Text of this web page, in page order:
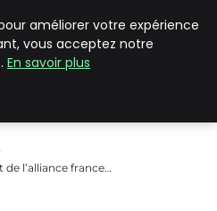
l’alliance france…
améliorer votre expérience
vous acceptez notre
En savoir plus